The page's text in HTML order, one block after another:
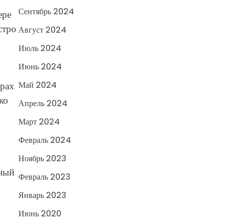
Сентябрь 2024
Август 2024
Июль 2024
Июнь 2024
Май 2024
Апрель 2024
Март 2024
Февраль 2024
Ноябрь 2023
Февраль 2023
Январь 2023
Июнь 2020